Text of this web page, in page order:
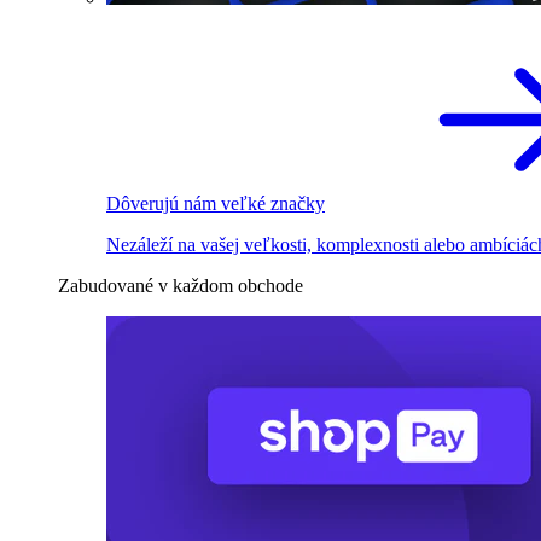
Dôverujú nám veľké značky
Nezáleží na vašej veľkosti, komplexnosti alebo
Zabudované v každom obchode